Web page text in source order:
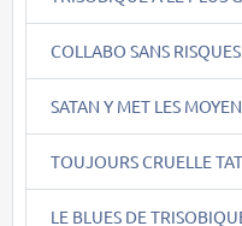
COLLABO SANS RISQUES
SATAN Y MET LES
TOUJOURS CRUELLE
LE BLUES DE